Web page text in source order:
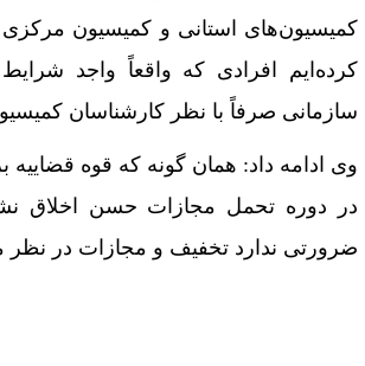
کمیسیون‌های استانی و کمیسیون
کرده‌ایم افرادی که واقعاً واجد
سازمانی صرفاً با نظر کارشناسان
وی ادامه داد: همان گونه که قوه
در دوره تحمل مجازات حسن اخلاق
ضرورتی ندارد تخفیف و مجازات در نظر